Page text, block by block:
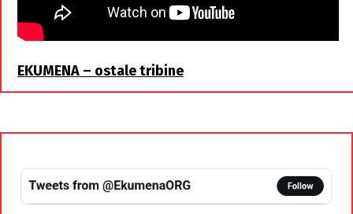
EKUMENA – ostale tribine